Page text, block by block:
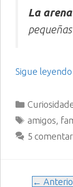
La
Sigue
Categorías
Etiquetas
amigos
5
←